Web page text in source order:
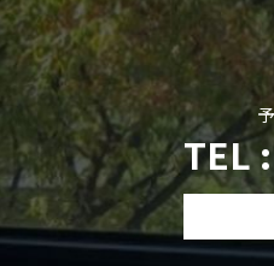
TEL